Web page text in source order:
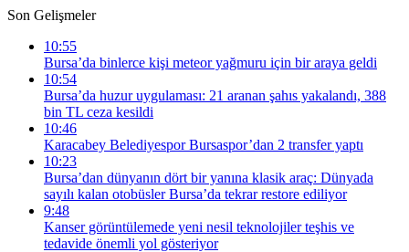
Son Gelişmeler
10:55
Bursa’da binlerce kişi meteor yağmuru için bir araya geldi
10:54
Bursa’da huzur uygulaması: 21 aranan şahıs yakalandı, 388
bin TL ceza kesildi
10:46
Karacabey Belediyespor Bursaspor’dan 2 transfer yaptı
10:23
Bursa’dan dünyanın dört bir yanına klasik araç: Dünyada
sayılı kalan otobüsler Bursa’da tekrar restore ediliyor
9:48
Kanser görüntülemede yeni nesil teknolojiler teşhis ve
tedavide önemli yol gösteriyor